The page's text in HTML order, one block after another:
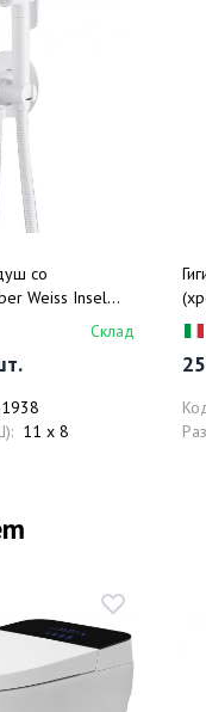
со
Weiss Insel
Склад
11 x 8